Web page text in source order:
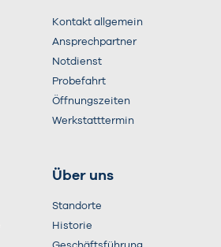
Kontakt allgemein
Ansprechpartner
Notdienst
Probefahrt
Öffnungszeiten
Werkstatttermin
Über uns
Standorte
Historie